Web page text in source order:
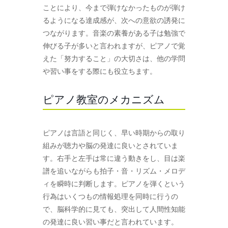
ことにより、今まで弾けなかったものが弾け
るようになる達成感が、次への意欲の誘発に
つながります。音楽の素養がある子は勉強で
伸びる子が多いと言われますが、ピアノで覚
えた「努力すること」の大切さは、他の学問
や習い事をする際にも役立ちます。
ピアノ教室のメカニズム
ピアノは言語と同じく、早い時期からの取り
組みが聴力や脳の発達に良いとされていま
す。右手と左手は常に違う動きをし、目は楽
譜を追いながらも拍子・音・リズム・メロデ
ィを瞬時に判断します。ピアノを弾くという
行為はいくつもの情報処理を同時に行うの
で、脳科学的に見ても、突出して人間性知能
の発達に良い習い事だと言われています。